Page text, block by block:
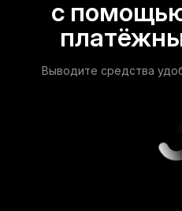
с
Выводите средства